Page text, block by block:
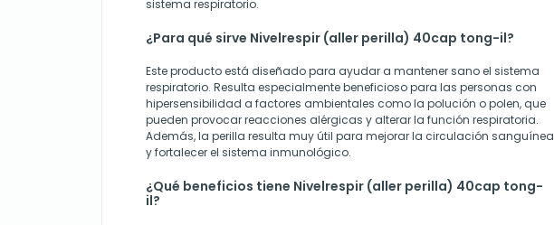
sistema respiratorio.
¿Para qué sirve Nivelrespir (aller perilla) 40cap tong-il?
Este producto está diseñado para ayudar a mantener sano el sistema
respiratorio. Resulta especialmente beneficioso para las personas con
hipersensibilidad a factores ambientales como la polución o polen, que
pueden provocar reacciones alérgicas y alterar la función respiratoria.
Además, la perilla resulta muy útil para mejorar la circulación sanguínea
y fortalecer el sistema inmunológico.
¿Qué beneficios tiene Nivelrespir (aller perilla) 40cap tong-
il?